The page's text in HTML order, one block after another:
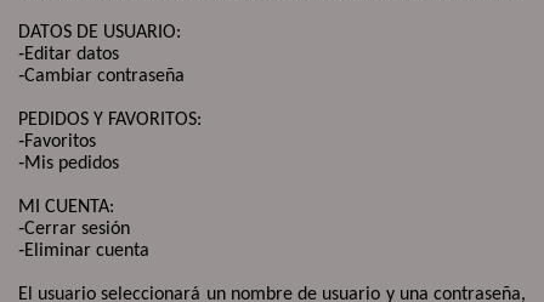
DATOS DE USUARIO:
‐Editar datos
‐Cambiar contraseña
PEDIDOS Y FAVORITOS:
‐Favoritos
‐Mis pedidos
MI CUENTA:
‐Cerrar sesión
‐Eliminar cuenta
El usuario seleccionará un nombre de usuario y una contraseña,